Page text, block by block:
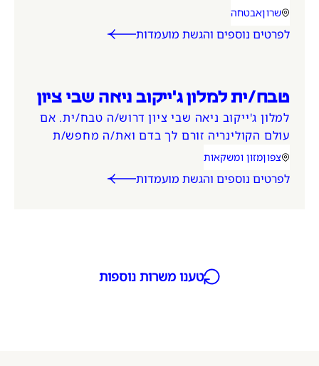
והצוות, פיקוח ובקרה על מערך האבטחה מתן
מענה לאירועי חירום ושגרה וקבלת אורחים.
אזור המשרה
שרוןקטגוריית משרה
אבטחה
לפרטים נוספים והגשת מועמדות
טבח/ית למלון ג'ייקוב ניאה שבי ציון
למלון ג'ייקוב ניאה שבי ציון דרוש/ה טבח/ית. אם
עולם הקולינריה זורם לך בדם ואת/ה מחפש/ת
להשתלב בסביבה מקצועית, איכותית ומלונאית -
מקומך איתנו.
אזור המשרה
צפוןקטגוריית משרה
מזון ומשקאות
לפרטים נוספים והגשת מועמדות
טענו משרות נוספות